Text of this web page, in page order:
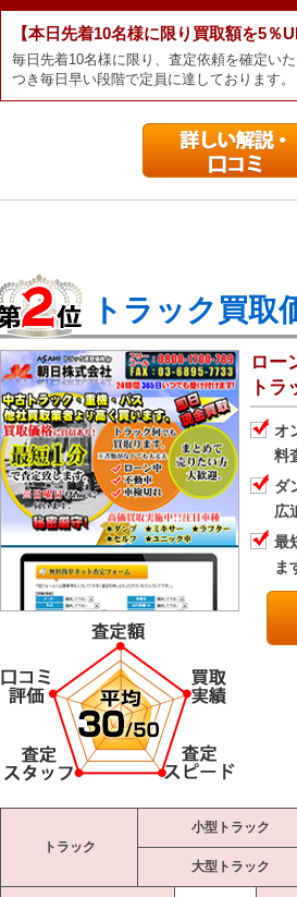
【本日先着10名様に限り買取額を5％
毎日先着10名様に限り、査定依頼を確定い
つき毎日早い段階で定員に達しております。
トラック買取
ロー
ト
オ
料
ダ
広
最
ま
トラック
小型トラック
大型トラック